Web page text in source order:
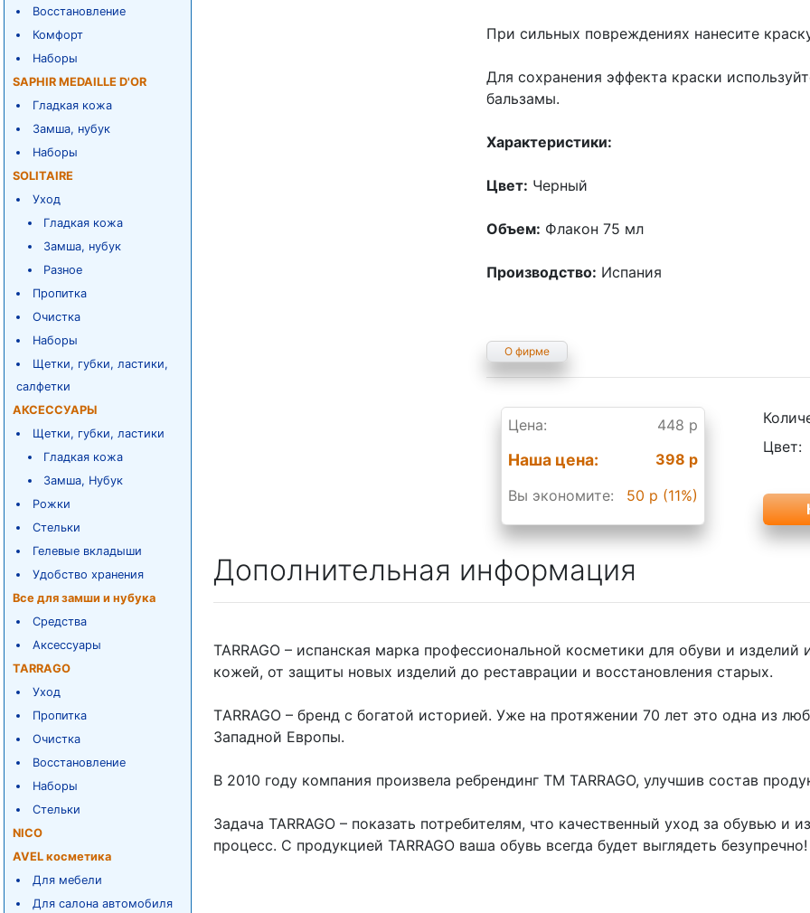
Восстановление
Комфорт
Наборы
SAPHIR MEDAILLE D'OR
Гладкая кожа
Замша, нубук
Наборы
SOLITAIRE
Уход
Гладкая кожа
Замша, нубук
Разное
Пропитка
Очистка
Наборы
Щетки, губки, ластики,
салфетки
АКСЕССУАРЫ
Щетки, губки, ластики
Гладкая кожа
Замша, Нубук
Рожки
Стельки
Гелевые вкладыши
Удобство хранения
Все для замши и нубука
Средства
Аксессуары
TARRAGO
Уход
Пропитка
Очистка
Восстановление
Наборы
Стельки
NICO
AVEL косметика
Для мебели
Для салона автомобиля
При сильных повреждениях нанесите
Для сохранения эффекта краски
бальзамы.
Характеристики:
Цвет: Черный
Объем: Флакон 75 мл
Производство: Испания
О фирме
Цена: 448 р
Наша цена:
398 р
Вы экономите:
50 р (11%)
Цвет:
Дополнительная информация
TARRAGO – испанская марка профессиональной косметики для обуви и
кожей, от защиты новых изделий до реставрации и восстановления старых.
ТARRAGO – бренд с богатой историей. Уже на протяжении 70 лет это одна из
Западной Европы.
В 2010 году компания произвела ребрендинг ТМ TARRAGO, улучшив состав
Задача TARRAGO – показать потребителям, что качественный уход за обувью
процесс. С продукцией TARRAGO ваша обувь всегда будет выглядеть безупречно!